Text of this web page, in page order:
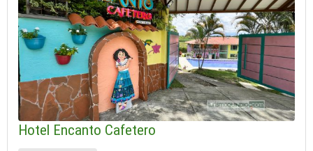
Hotel Encanto Cafetero